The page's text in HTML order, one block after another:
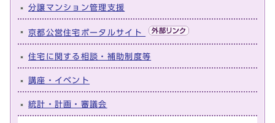
分譲マンション管理支援
京都公営住宅ポータルサイト
住宅に関する相談・補助制度等
講座・イベント
統計・計画・審議会